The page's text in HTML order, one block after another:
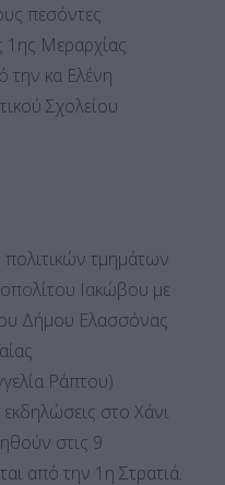
πεσόντες
Μεραρχίας
την κα Ελένη
Σχολείου
τμημάτων
Ιακώβου με
Δήμου Ελασσόνας
Ράπτου)
εκδηλώσεις στο Χάνι
στις 9
από την 1η Στρατιά.